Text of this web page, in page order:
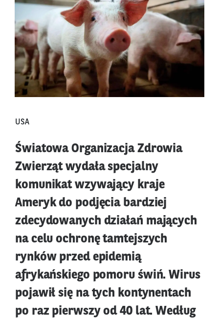
USA
Światowa Organizacja Zdrowia
Zwierząt wydała specjalny
komunikat wzywający kraje
Ameryk do podjęcia bardziej
zdecydowanych działań mających
na celu ochronę tamtejszych
rynków przed epidemią
afrykańskiego pomoru świń. Wirus
pojawił się na tych kontynentach
po raz pierwszy od 40 lat. Według